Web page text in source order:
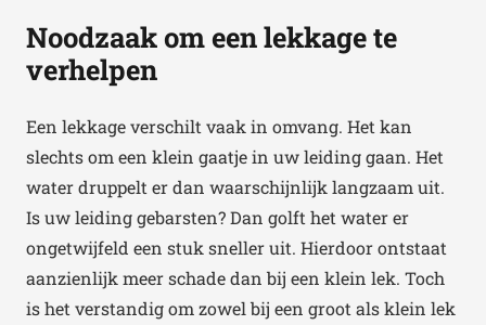
Noodzaak om een lekkage te
verhelpen
Een lekkage verschilt vaak in omvang. Het kan
slechts om een klein gaatje in uw leiding gaan. Het
water druppelt er dan waarschijnlijk langzaam uit.
Is uw leiding gebarsten? Dan golft het water er
ongetwijfeld een stuk sneller uit. Hierdoor ontstaat
aanzienlijk meer schade dan bij een klein lek. Toch
is het verstandig om zowel bij een groot als klein lek